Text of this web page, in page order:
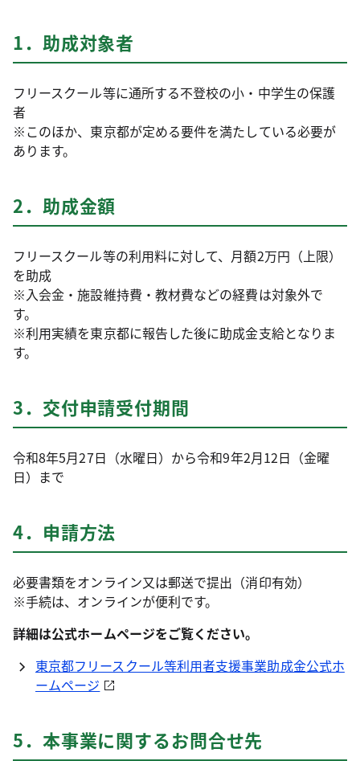
1．助成対象者
フリースクール等に通所する不登校の小・中学生の保護
者
※このほか、東京都が定める要件を満たしている必要が
あります。
2．助成金額
フリースクール等の利用料に対して、月額2万円（上限）
を助成
※入会金・施設維持費・教材費などの経費は対象外で
す。
※利用実績を東京都に報告した後に助成金支給となりま
す。
3．交付申請受付期間
令和8年5月27日（水曜日）から令和9年2月12日（金曜
日）まで
4．申請方法
必要書類をオンライン又は郵送で提出（消印有効）
※手続は、オンラインが便利です。
詳細は公式ホームページをご覧ください。
東京都フリースクール等利用者支援事業助成金公式ホ
ームページ
5．本事業に関するお問合せ先